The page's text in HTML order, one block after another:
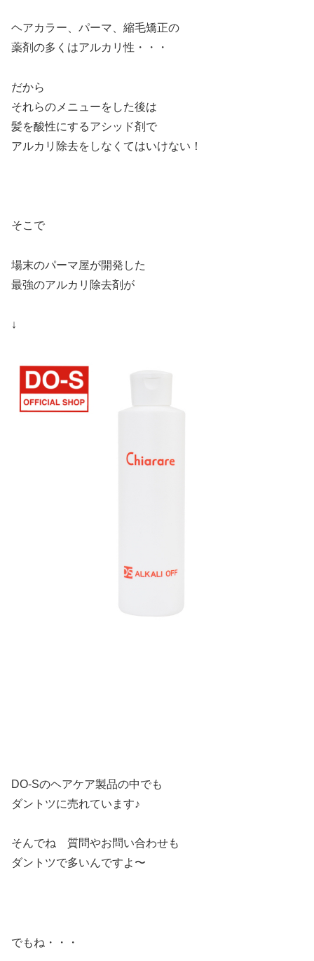
ヘアカラー、パーマ、縮毛矯正の
薬剤の多くはアルカリ性・・・
だから
それらのメニューをした後は
髪を酸性にするアシッド剤で
アルカリ除去をしなくてはいけない！
そこで
場末のパーマ屋が開発した
最強のアルカリ除去剤が
↓
DO-Sのヘアケア製品の中でも
ダントツに売れています♪
そんでね 質問やお問い合わせも
ダントツで多いんですよ〜
でもね・・・